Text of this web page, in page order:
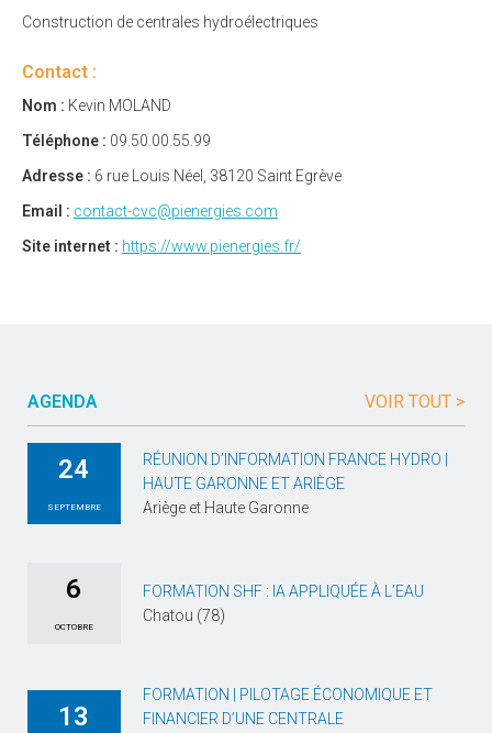
Construction de centrales hydroélectriques
Contact :
Nom : Kevin MOLAND
Téléphone : 09.50.00.55.99
Adresse : 6 rue Louis Néel, 38120 Saint Egrève
Email : contact-cvc@pienergies.com
Site internet : https://www.pienergies.fr/
AGENDA VOIR TOUT >
24
SEPTEMBRE
RÉUNION D’INFORMATION FRANCE HYDRO |
HAUTE GARONNE ET ARIÈGE
Ariège et Haute Garonne
6
OCTOBRE
FORMATION SHF : IA APPLIQUÉE À L’EAU
Chatou (78)
13
FORMATION | PILOTAGE ÉCONOMIQUE ET
FINANCIER D’UNE CENTRALE